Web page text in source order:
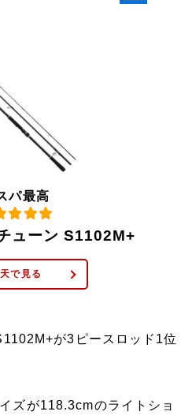
パ最高
ューン S1102M+
で見る
が3ピースロッド1位
ズが118.3cmのライトショ